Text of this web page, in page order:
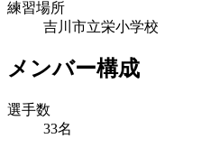
練習場所
吉川市立栄小学校
メンバー構成
選手数
33名